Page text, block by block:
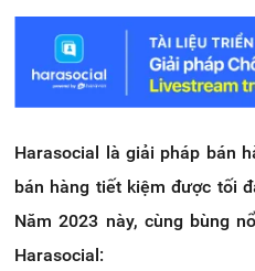
Harasocial là giải pháp bán
bán hàng tiết kiệm được tối
Năm 2023 này, cùng bùng
Harasocial: